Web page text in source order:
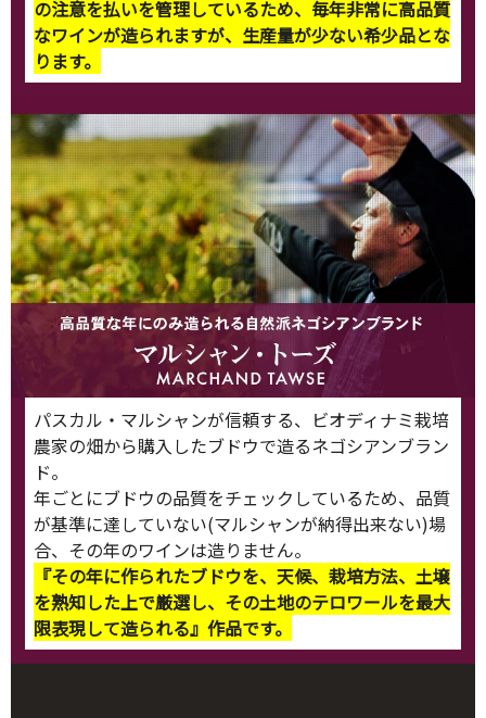
の注意を払いを管理しているため、毎年非常に高品質
なワインが造られますが、生産量が少ない希少品とな
ります。
パスカル・マルシャンが信頼する、ビオディナミ栽培
農家の畑から購入したブドウで造るネゴシアンブラン
ド。
年ごとにブドウの品質をチェックしているため、品質
が基準に達していない(マルシャンが納得出来ない)場
合、その年のワインは造りません。
『その年に作られたブドウを、天候、栽培方法、土壌
を熟知した上で厳選し、その土地のテロワールを最大
限表現して造られる』作品です。